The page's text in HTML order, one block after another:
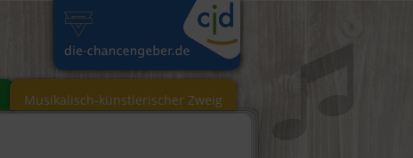
Musikalisch-künstlerischer Zweig